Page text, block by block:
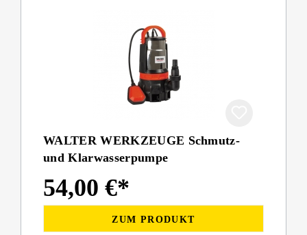
WALTER WERKZEUGE Schmutz-
und Klarwasserpumpe
54,00 €*
ZUM PRODUKT